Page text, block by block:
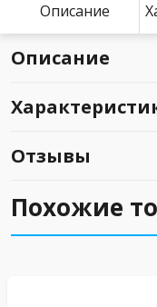
Описание
Описание
Отзывы
Похожие